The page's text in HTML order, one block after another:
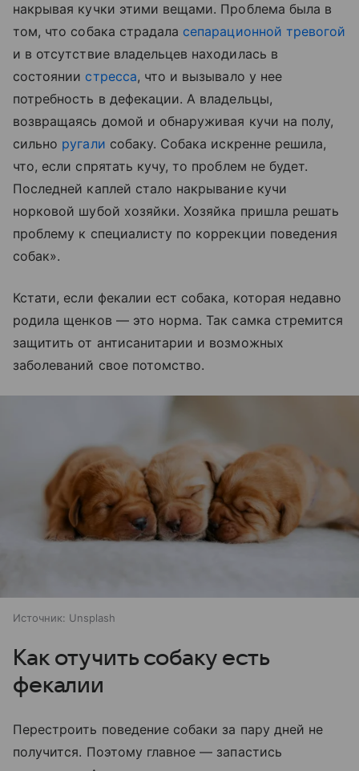
накрывая кучки этими вещами. Проблема была в
том, что собака страдала сепарационной тревогой
и в отсутствие владельцев находилась в
состоянии стресса, что и вызывало у нее
потребность в дефекации. А владельцы,
возвращаясь домой и обнаруживая кучи на полу,
сильно ругали собаку. Собака искренне решила,
что, если спрятать кучу, то проблем не будет.
Последней каплей стало накрывание кучи
норковой шубой хозяйки. Хозяйка пришла решать
проблему к специалисту по коррекции поведения
собак».
Кстати, если фекалии ест собака, которая недавно
родила щенков — это норма. Так самка стремится
защитить от антисанитарии и возможных
заболеваний свое потомство.
Источник: Unsplash
Как отучить собаку есть
фекалии
Перестроить поведение собаки за пару дней не
получится. Поэтому главное — запастись